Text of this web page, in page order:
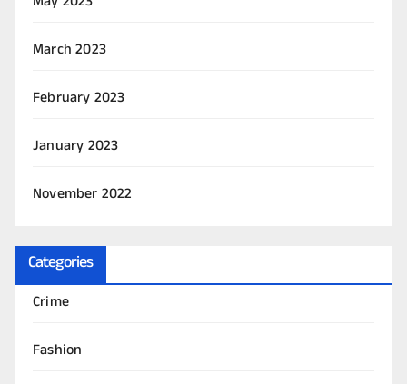
March 2023
February 2023
January 2023
November 2022
Categories
Crime
Fashion